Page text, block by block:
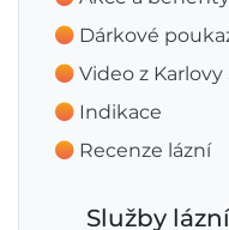
Dárkové
Video z
Indikace
Recenze lázní
Služby